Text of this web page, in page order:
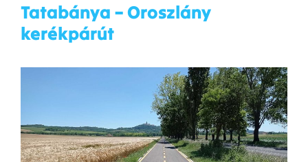
Tatabánya – Oroszlány
kerékpárút